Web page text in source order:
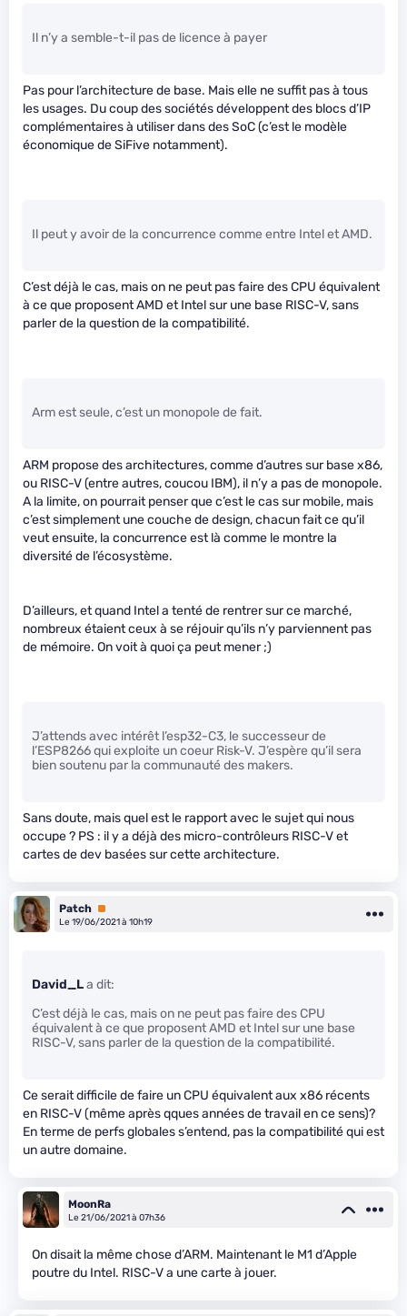
Il n’y a semble-t-il pas de licence à payer
Pas pour l’architecture de base. Mais elle ne suffit pas à tous
les usages. Du coup des sociétés développent des blocs d’IP
complémentaires à utiliser dans des SoC (c’est le modèle
économique de SiFive notamment).
Il peut y avoir de la concurrence comme entre Intel et AMD.
C’est déjà le cas, mais on ne peut pas faire des CPU équivalent
à ce que proposent AMD et Intel sur une base RISC-V, sans
parler de la question de la compatibilité.
Arm est seule, c’est un monopole de fait.
ARM propose des architectures, comme d’autres sur base x86,
ou RISC-V (entre autres, coucou IBM), il n’y a pas de monopole.
A la limite, on pourrait penser que c’est le cas sur mobile, mais
c’est simplement une couche de design, chacun fait ce qu’il
veut ensuite, la concurrence est là comme le montre la
diversité de l’écosystème.
D’ailleurs, et quand Intel a tenté de rentrer sur ce marché,
nombreux étaient ceux à se réjouir qu’ils n’y parviennent pas
de mémoire. On voit à quoi ça peut mener ;)
J’attends avec intérêt l’esp32-C3, le successeur de
l’ESP8266 qui exploite un coeur Risk-V. J’espère qu’il sera
bien soutenu par la communauté des makers.
Sans doute, mais quel est le rapport avec le sujet qui nous
occupe ? PS : il y a déjà des micro-contrôleurs RISC-V et
cartes de dev basées sur cette architecture.
Patch Premium
Le 19/06/2021 à 10h19
David_La dit:
C’est déjà le cas, mais on ne peut pas faire des CPU
équivalent à ce que proposent AMD et Intel sur une base
RISC-V, sans parler de la question de la compatibilité.
Ce serait difficile de faire un CPU équivalent aux x86 récents
en RISC-V (même après qques années de travail en ce sens)?
En terme de perfs globales s’entend, pas la compatibilité qui est
un autre domaine.
MoonRa
Le 21/06/2021 à 07h36
On disait la même chose d’ARM. Maintenant le M1 d’Apple
poutre du Intel. RISC-V a une carte à jouer.